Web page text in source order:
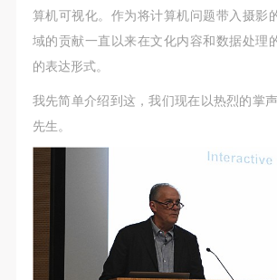
算机可视化。作为将计算机问题带入摄影
域的贡献一直以来在文化内容和数据处理
的表达形式。
我先简单介绍到这，我们现在以热烈的掌
先生。
第五条
参加活动者在此次活动期间应主动遵
序、维护美术馆场地及展示、展览、
衍生品的安全。活动中一旦因个人原
地、空间、艺术品、衍生品等受到不
应的责任与损失，应由参与活动者根
文、组织规定进行协商和赔偿。并追
任和经济责任。
第六条
参与活动者在参与活动时应当在美术
第五条
参加活动者在此次活动期间应主动遵
序、维护美术馆场地及展示、展览、
衍生品的安全。活动中一旦因个人原
地、空间、艺术品、衍生品等受到不
应的责任与损失，应由参与活动者根
文、组织规定进行协商和赔偿。并追
任和经济责任。
第六条
参与活动者在参与活动时应当在美术
第五条
参加活动者在此次活动期间应主动遵
序、维护美术馆场地及展示、展览、
衍生品的安全。活动中一旦因个人原
地、空间、艺术品、衍生品等受到不
应的责任与损失，应由参与活动者根
文、组织规定进行协商和赔偿。并追
任和经济责任。
第六条
参与活动者在参与活动时应当在美术